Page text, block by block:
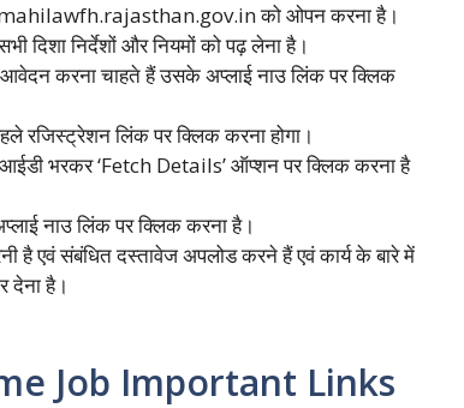
mahilawfh.rajasthan.gov.in को ओपन करना है।
दिशा निर्देशों और नियमों को पढ़ लेना है।
करना चाहते हैं उसके अप्लाई नाउ लिंक पर क्लिक
रजिस्ट्रेशन लिंक पर क्लिक करना होगा।
भरकर ‘Fetch Details’ ऑप्शन पर क्लिक करना है
नाउ लिंक पर क्लिक करना है।
है एवं संबंधित दस्तावेज अपलोड करने हैं एवं कार्य के बारे में
देना है।
Job Important Links